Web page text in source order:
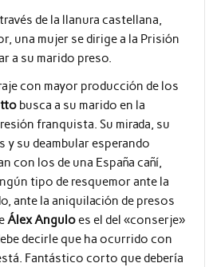
de la llanura castellana,
una mujer se dirige a la Prisión
a su marido preso.
con mayor producción de los
busca a su marido en la
franquista. Su mirada, su
y su deambular esperando
con los de una España cañí,
tipo de resquemor ante la
ante la aniquilación de presos
Álex Anguloes el del «conserje»
decirle que ha ocurrido con
Fantástico corto que debería